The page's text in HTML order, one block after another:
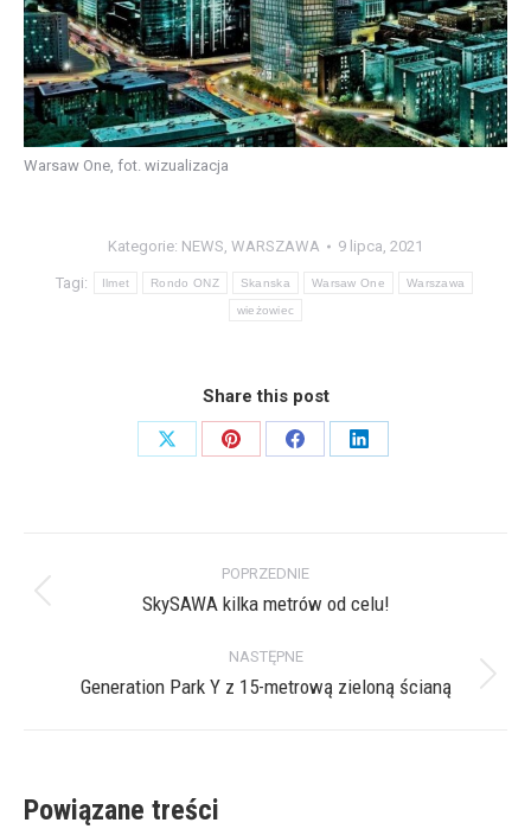
Warsaw One, fot. wizualizacja
Kategorie: NEWS, WARSZAWA 9 lipca, 2021
Tagi: Ilmet Rondo ONZ Skanska Warsaw One Warszawa
wieżowiec
Share this post
Share
Share
Share
Share
wpisów
POPRZEDNIE
Poprzedni
SkySAWA kilka metrów od celu!
NASTĘPNE
Następny
Generation Park Y z 15-metrową zieloną ścianą
Powiązane treści